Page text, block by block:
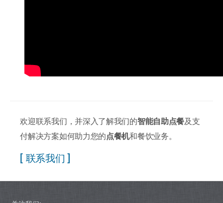
欢迎联系我们，并深入了解我们的智能自助点餐及支
付解决方案如何助力您的点餐机和餐饮业务。
[ 联系我们 ]